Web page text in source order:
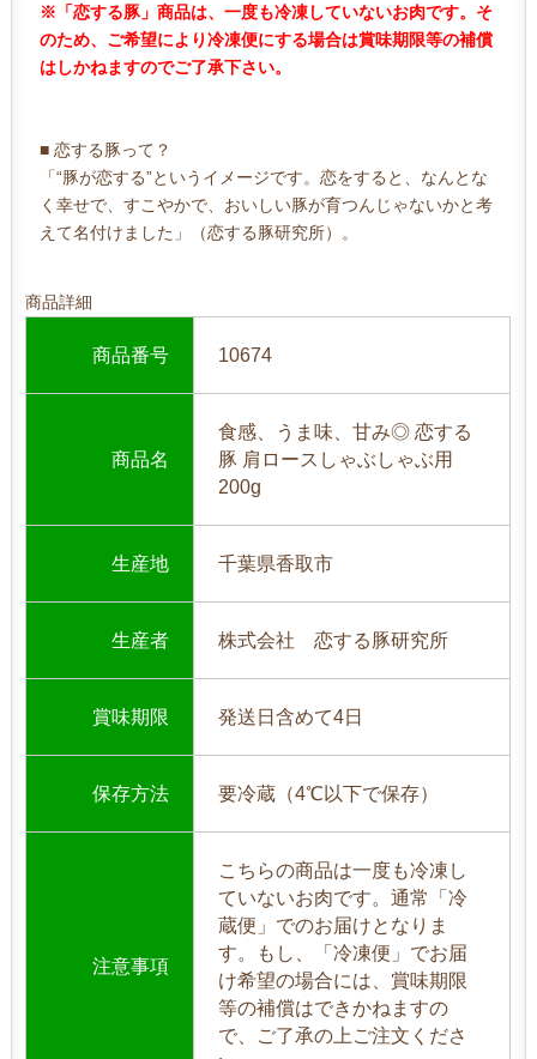
※「恋する豚」商品は、一度も冷凍していないお肉です。そ
のため、ご希望により冷凍便にする場合は賞味期限等の補償
はしかねますのでご了承下さい。
■ 恋する豚って？
「“豚が恋する”というイメージです。恋をすると、なんとな
く幸せで、すこやかで、おいしい豚が育つんじゃないかと考
えて名付けました」（恋する豚研究所）。
商品詳細
商品番号 10674
商品名
食感、うま味、甘み◎ 恋する
豚 肩ロースしゃぶしゃぶ用
200g
生産地 千葉県香取市
生産者 株式会社 恋する豚研究所
賞味期限 発送日含めて4日
保存方法 要冷蔵（4℃以下で保存）
注意事項
こちらの商品は一度も冷凍し
ていないお肉です。通常「冷
蔵便」でのお届けとなりま
す。もし、「冷凍便」でお届
け希望の場合には、賞味期限
等の補償はできかねますの
で、ご了承の上ご注文くださ